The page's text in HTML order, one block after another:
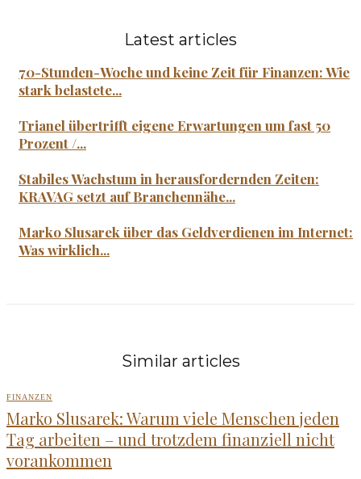
Latest articles
70-Stunden-Woche und keine Zeit für Finanzen: Wie
stark belastete...
Trianel übertrifft eigene Erwartungen um fast 50
Prozent /...
Stabiles Wachstum in herausfordernden Zeiten:
KRAVAG setzt auf Branchennähe...
Marko Slusarek über das Geldverdienen im Internet:
Was wirklich...
Similar articles
FINANZEN
Marko Slusarek: Warum viele Menschen jeden
Tag arbeiten – und trotzdem finanziell nicht
vorankommen